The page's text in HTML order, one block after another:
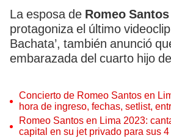
La esposa de Romeo Santos
protagoniza el último
Bachata’, también anunció
embarazada del cuarto hijo
Concierto de Romeo Santos en
hora de ingreso, fechas, setlist,
Romeo Santos en Lima 2023:
capital en su jet privado para sus